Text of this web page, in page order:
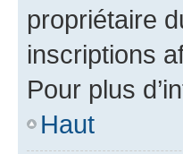
propriétaire
inscriptions
Pour plus
Haut